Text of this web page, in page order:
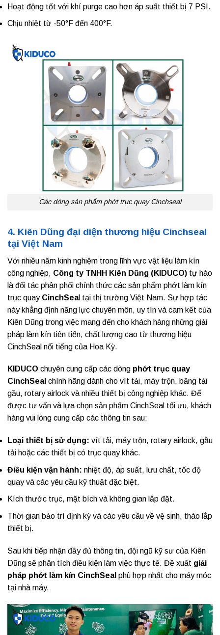
Hoạt động tốt với khí purge cao hơn áp suất thiết bị 7 PSI.
Chịu nhiệt từ -50°F đến 400°F.
Các dòng sản phẩm phớt trục quay Cinchseal
4. Kiên Dũng đại diện thương hiệu Cinchseal
tại Việt Nam
Với nhiều năm kinh nghiệm trong lĩnh vực vật liệu làm kín
công nghiệp, Công ty TNHH Kiên Dũng (KIDUCO) tự hào
là đối tác phân phối chính thức các sản phẩm phớt làm kín
trục quay CinchSeal tại thị trường Việt Nam. Sự hợp tác
này khẳng định năng lực chuyên môn, uy tín và cam kết của
Kiên Dũng trong việc mang đến cho khách hàng những giải
pháp làm kín tiên tiến, chất lượng cao từ thương hiệu
CinchSeal nổi tiếng của Hoa Kỳ.
KIDUCO chuyên cung cấp các dòng phớt trục quay
CinchSeal chính hãng dành cho vít tải, máy trộn, băng tải
gầu, rotary airlock và nhiều thiết bị công nghiệp khác. Để
được tư vấn và lựa chọn sản phẩm CinchSeal tối ưu, khách
hàng vui lòng cung cấp các thông tin sau:
Loại thiết bị sử dụng: vít tải, máy trộn, rotary airlock, gầu
tải hoặc các thiết bị có trục quay khác.
Điều kiện vận hành: nhiệt độ, áp suất, lưu chất, tốc độ
quay và các yêu cầu kỹ thuật đặc biệt.
Kích thước trục, mặt bích và không gian lắp đặt.
Thời gian bảo trì định kỳ và các yêu cầu về vệ sinh, tháo lắp
thiết bị.
Sau khi tiếp nhận đầy đủ thông tin, đội ngũ kỹ sư của Kiên
Dũng sẽ phân tích điều kiện làm việc thực tế. Đề xuất giải
pháp phớt làm kín CinchSeal phù hợp nhất cho máy móc
tại nhà máy.